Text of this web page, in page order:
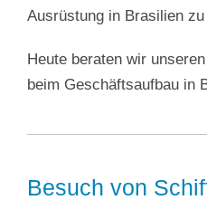
Ausrüstung in Brasilien zu
Heute beraten wir
beim Geschäftsaufbau in
Besuch von